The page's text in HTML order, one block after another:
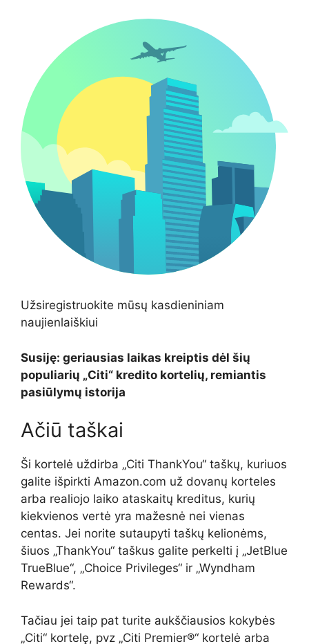
Užsiregistruokite mūsų kasdieniniam
naujienlaiškiui
Susiję: geriausias laikas kreiptis dėl šių
populiarių „Citi“ kredito kortelių, remiantis
pasiūlymų istorija
Ačiū taškai
Ši kortelė uždirba „Citi ThankYou“ taškų, kuriuos
galite išpirkti Amazon.com už dovanų korteles
arba realiojo laiko ataskaitų kreditus, kurių
kiekvienos vertė yra mažesnė nei vienas
centas. Jei norite sutaupyti taškų kelionėms,
šiuos „ThankYou“ taškus galite perkelti į „JetBlue
TrueBlue“, „Choice Privileges“ ir „Wyndham
Rewards“.
Tačiau jei taip pat turite aukščiausios kokybės
„Citi“ kortelę, pvz „Citi Premier®“ kortelė arba